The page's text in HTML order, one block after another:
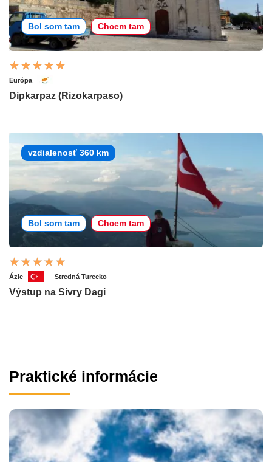
Bol som tam Chcem tam
Európa
Dipkarpaz (Rizokarpaso)
vzdialenosť 360 km
Bol som tam Chcem tam
Ázie Stredná Turecko
Výstup na Sivry Dagi
Praktické informácie